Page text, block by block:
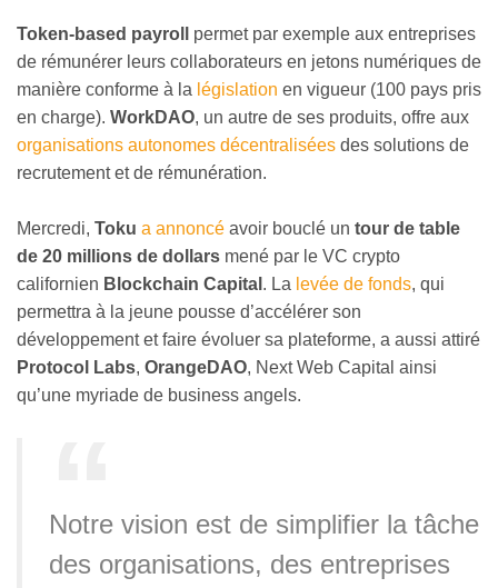
Token-based payroll
permet par exemple aux entreprises
de rémunérer leurs collaborateurs en jetons numériques de
manière conforme à la législation en vigueur (100 pays pris
en charge). WorkDAO, un autre de ses produits, offre aux
organisations autonomes décentralisées des solutions de
recrutement et de rémunération.
Mercredi, Toku a annoncé avoir bouclé un tour de table
de 20 millions de dollars mené par le VC crypto
californien Blockchain Capital . La levée de fonds, qui
permettra à la jeune pousse d’accélérer son
développement et faire évoluer sa plateforme, a aussi attiré
Protocol Labs, OrangeDAO, Next Web Capital ainsi
qu’une myriade de business angels.
Notre vision est de simplifier la tâche
des organisations, des entreprises